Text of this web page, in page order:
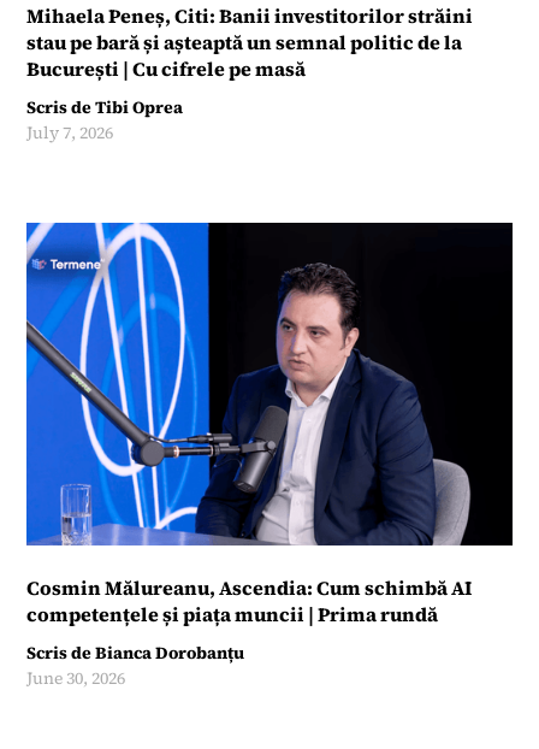
Mihaela Peneș, Citi: Banii investitorilor străini
stau pe bară și așteaptă un semnal politic de la
București | Cu cifrele pe masă
Scris deTibi Oprea
July 7, 2026
Cosmin Mălureanu, Ascendia: Cum schimbă AI
competențele și piața muncii | Prima rundă
Scris deBianca Dorobanțu
June 30, 2026